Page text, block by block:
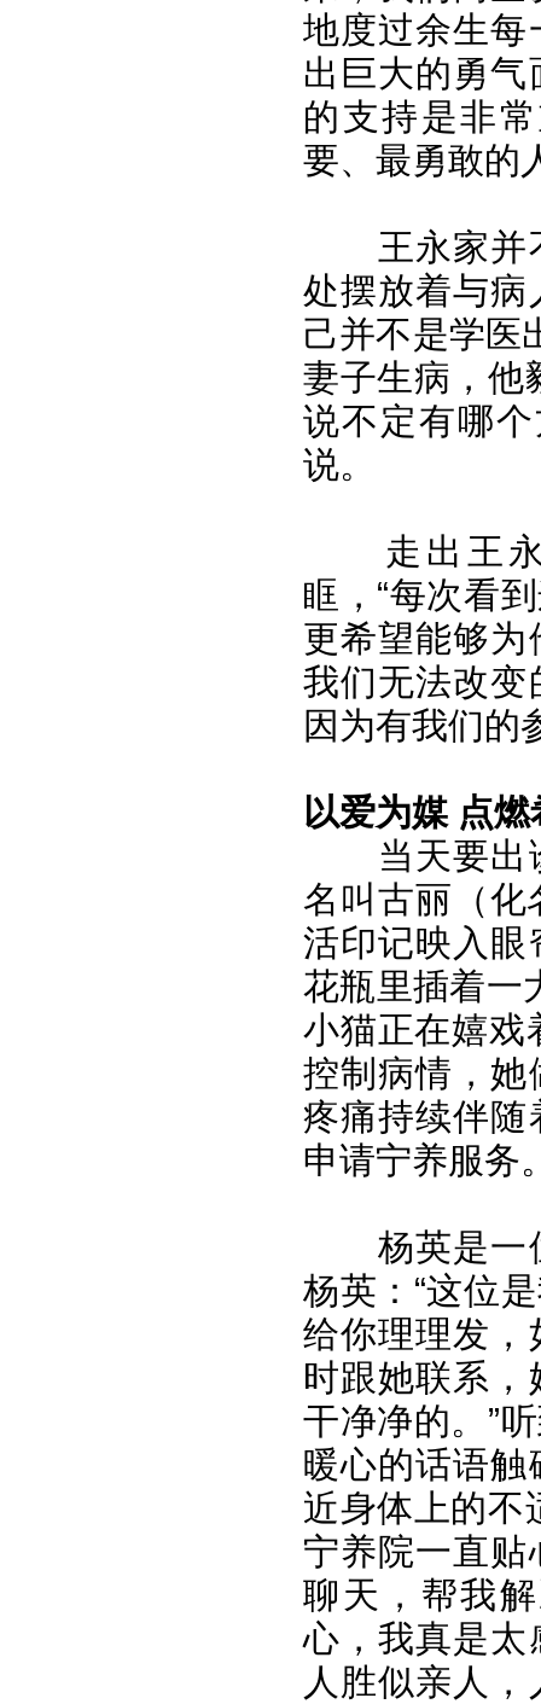
地度过余生每
出巨大的勇
的支持是非
要、最勇敢的
王永家并
处摆放着与病
己并不是学医
妻子生病，他
说不定有哪
说。
走出王
眶，“每次看
更希望能够
我们无法改变
因为有我们的
以爱为媒 点燃
当天要出
名叫古丽（化
活印记映入眼
花瓶里插着一
小猫正在嬉戏
控制病情，她
疼痛持续伴随
申请宁养服务
杨英是一
杨英：“这位
给你理理发，
时跟她联系
干净净的。”
暖心的话语
近身体上的不
宁养院一直
聊天，帮我
心，我真是太
人胜似亲人